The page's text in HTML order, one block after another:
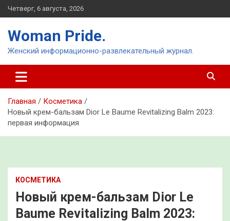
Перейти
к
Четверг, 6 августа, 2026
Woman Pride.
Женский информационно-развлекательный журнал.
Главная
Косметика
Новый крем-бальзам Dior Le Baume Revitalizing Balm 2023:
первая информация
КОСМЕТИКА
Новый крем-бальзам Dior Le
Baume Revitalizing Balm 2023: